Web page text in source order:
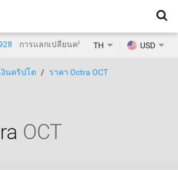
การแลกเปลี่ยนคริปโต:1,471
TH USD
งินคริปโต ราคา Octra OCT
OCT